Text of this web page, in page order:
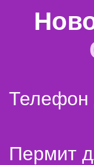
Телефон
Пермит